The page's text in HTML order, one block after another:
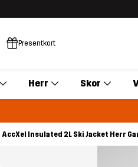
Presentkort
Herr Skor
AccXel Insulated 2L Ski Jacket Herr